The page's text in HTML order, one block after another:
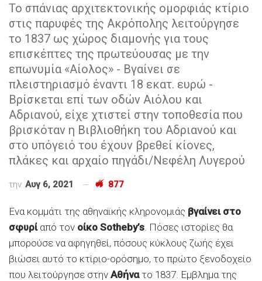
Το σπάνιας αρχιτεκτονικής ομορφιάς κτίριο
στις παρυφές της Ακρόπολης λειτούργησε
το 1837 ως χώρος διαμονής για τους
επισκέπτες της πρωτεύουσας με την
επωνυμία «Αίολος» - Βγαίνει σε
πλειστηριασμό έναντι 18 εκατ. ευρώ -
Βρίσκεται επί των οδών Αιόλου και
Αδριανού, είχε χτιστεί στην τοποθεσία που
βρισκόταν η Βιβλιοθήκη του Αδριανού και
στο υπόγειό του έχουν βρεθεί κίονες,
πλάκες και αρχαίο πηγάδι/Νεφέλη Λυγερού
την Αυγ 6, 2021 877
Ενα κομμάτι της αθηναϊκής κληρονομιάς βγαίνει στο
σφυρίαπό τον οίκο Sotheby’s . Πόσες ιστορίες θα
μπορούσε να αφηγηθεί, πόσους κύκλους ζωής έχει
βιώσει αυτό το κτίριο-ορόσημο, το πρώτο ξενοδοχείο
που λειτούργησε στην Αθήνα το 1837. Εμβλημα της